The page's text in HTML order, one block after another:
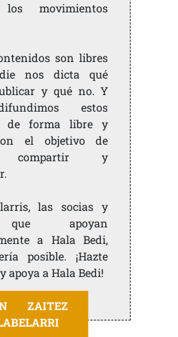
movimientos
son libres
nos dicta qué
y qué no. Y
estos
de forma libre y
el objetivo de
compartir y
las socias y
apoyan
a Hala Bedi,
posible. ¡Hazte
apoya a Hala Bedi!
ZAITEZ